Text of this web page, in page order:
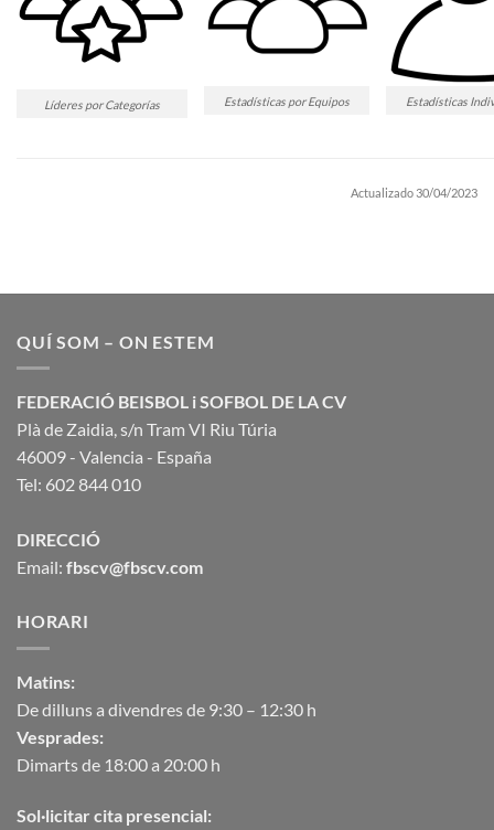
Líderes por Categorías Estadísticas por Equipos Estadísticas
Actualizado 30/04/2023
QUÍ SOM – ON ESTEM
FEDERACIÓ BEISBOL i SOFBOL DE LA CV
Plà de Zaidia, s/n Tram VI Riu Túria
46009 - Valencia - España
Tel: 602 844 010
DIRECCIÓ
Email: fbscv@fbscv.com
HORARI
Matins:
De dilluns a divendres de 9:30 – 12:30 h
Vesprades:
Dimarts de 18:00 a 20:00 h
Sol·licitar cita presencial: